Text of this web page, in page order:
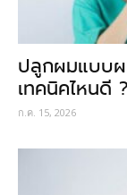
ปลูกผมแบบผ
เทคนิคไหนดี ?
ก.ค. 15, 2026